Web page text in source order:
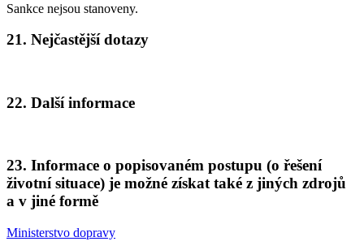
Sankce nejsou stanoveny.
21. Nejčastější dotazy
22. Další informace
23. Informace o popisovaném postupu (o řešení
životní situace) je možné získat také z jiných zdrojů
a v jiné formě
Ministerstvo dopravy